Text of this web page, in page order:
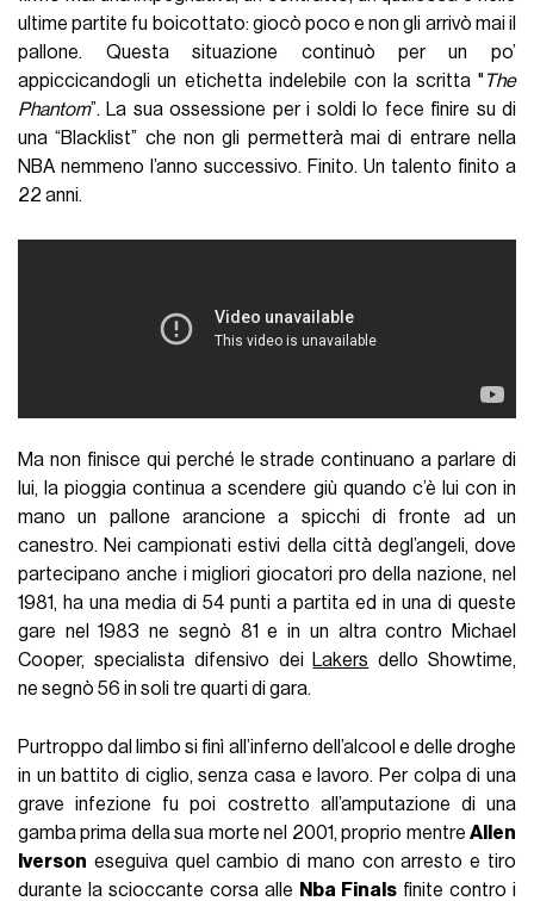
ultime partite fu boicottato: giocò poco e non gli arrivò mai il
pallone. Questa situazione continuò per un po’
appiccicandogli un etichetta indelebile con la scritta " The
Phantom”. La sua ossessione per i soldi lo fece finire su di
una “Blacklist” che non gli permetterà mai di entrare nella
NBA nemmeno l’anno successivo. Finito. Un talento finito a
22 anni.
Ma non finisce qui perché le strade continuano a parlare di
lui, la pioggia continua a scendere giù quando c’è lui con in
mano un pallone arancione a spicchi di fronte ad un
canestro. Nei campionati estivi della città degl’angeli, dove
partecipano anche i migliori giocatori pro della nazione, nel
1981, ha una media di 54 punti a partita ed in una di queste
gare nel 1983 ne segnò 81 e in un altra contro Michael
Cooper, specialista difensivo dei
Lakers dello Showtime,
ne segnò 56 in soli tre quarti di gara.
Purtroppo dal limbo si finì all’inferno dell’alcool e delle droghe
in un battito di ciglio, senza casa e lavoro. Per colpa di una
grave infezione fu poi costretto all’amputazione di una
gamba prima della sua morte nel 2001, proprio mentre Allen
Iverson eseguiva quel cambio di mano con arresto e tiro
durante la scioccante corsa alle Nba Finals finite contro i